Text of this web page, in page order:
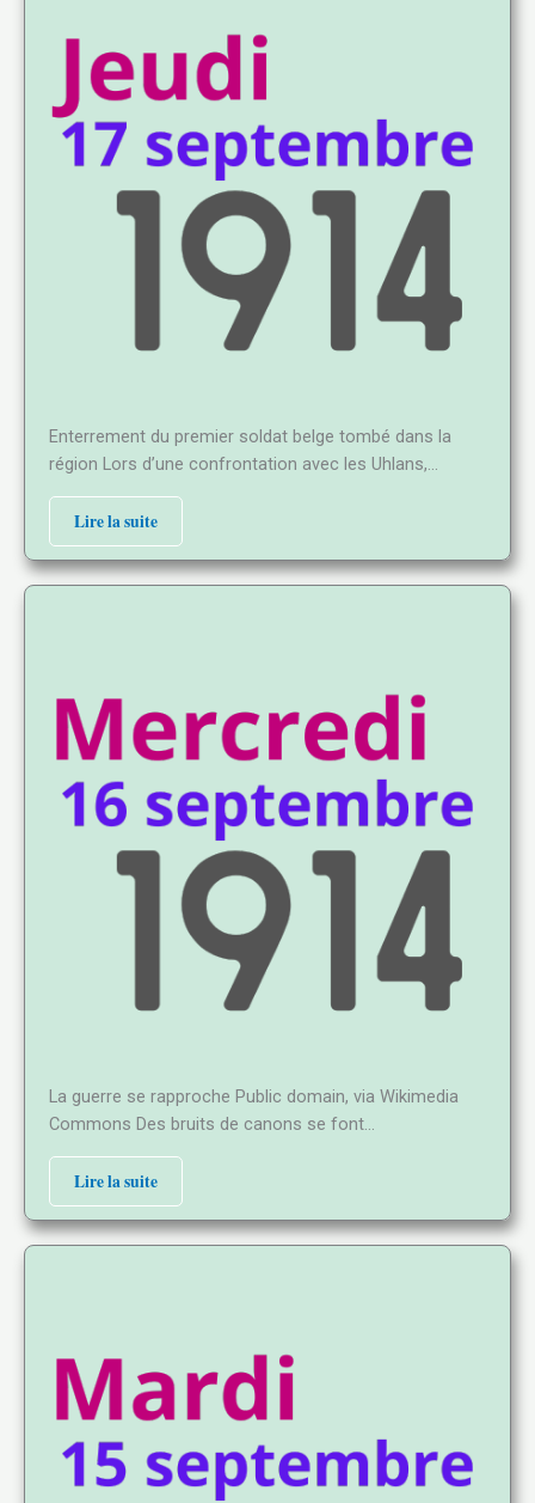
Enterrement du premier soldat belge tombé dans la
région Lors d’une confrontation avec les Uhlans,…
Lire la suite
La guerre se rapproche Public domain, via Wikimedia
Commons Des bruits de canons se font…
Lire la suite